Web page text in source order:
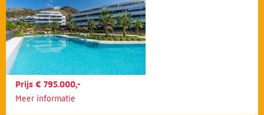
Prijs € 795.000,-
Meer informatie